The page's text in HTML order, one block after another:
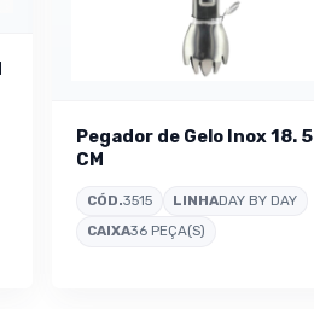
Pegador de Gelo Inox 18. 5
CM
CÓD.3515 LINHADAY BY DAY
CAIXA36 PEÇA(S)